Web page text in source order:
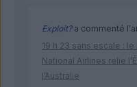
Exploit?a commenté
19 h 23 sans escale :
National Airlines relie
l’Australie